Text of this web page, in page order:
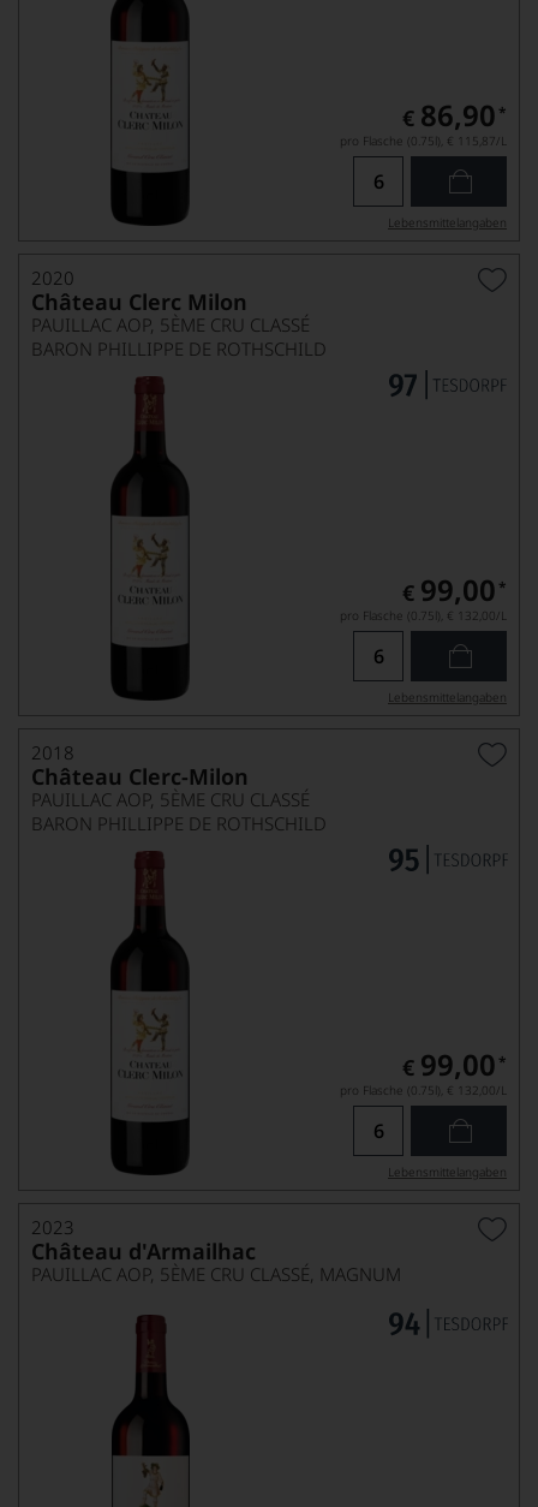
€ 86,90 *
pro Flasche (0.75l), € 115,87/L
Lebensmittel­angaben
2020
Château Clerc Milon
PAUILLAC AOP, 5ÈME CRU CLASSÉ
BARON PHILLIPPE DE ROTHSCHILD
€ 99,00 *
pro Flasche (0.75l), € 132,00/L
Lebensmittel­angaben
2018
Château Clerc-Milon
PAUILLAC AOP, 5ÈME CRU CLASSÉ
BARON PHILLIPPE DE ROTHSCHILD
€ 99,00 *
pro Flasche (0.75l), € 132,00/L
Lebensmittel­angaben
2023
Château d'Armailhac
PAUILLAC AOP, 5ÈME CRU CLASSÉ, MAGNUM